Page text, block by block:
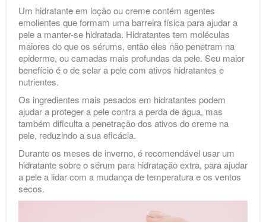
Um hidratante em loção ou creme contém agentes
emolientes que formam uma barreira física para ajudar a
pele a manter-se hidratada. Hidratantes tem moléculas
maiores do que os sérums, então eles não penetram na
epiderme, ou camadas mais profundas da pele. Seu maior
benefício é o de selar a pele com ativos hidratantes e
nutrientes.
Os ingredientes mais pesados em hidratantes podem
ajudar a proteger a pele contra a perda de água, mas
também dificulta a penetração dos ativos do creme na
pele, reduzindo a sua eficácia.
Durante os meses de inverno, é recomendável usar um
hidratante sobre o sérum para hidratação extra, para ajudar
a pele a lidar com a mudança de temperatura e os ventos
secos.